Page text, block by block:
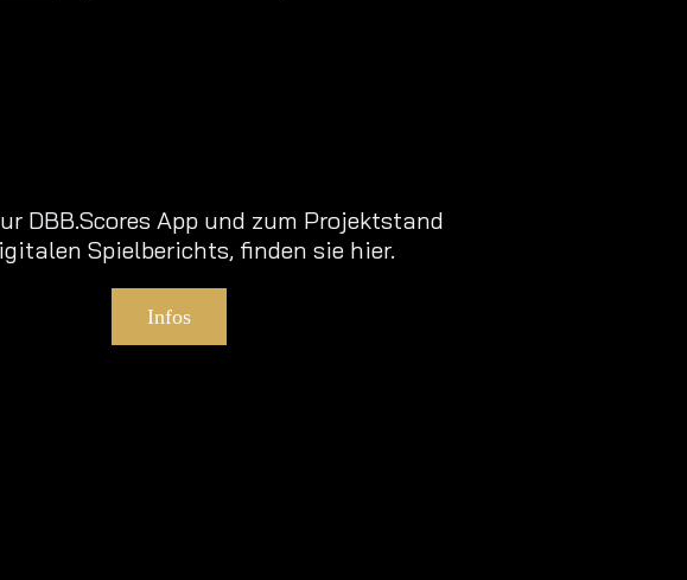
DBB.Scores App und zum Projektstand
Spielberichts, finden sie hier.
Infos